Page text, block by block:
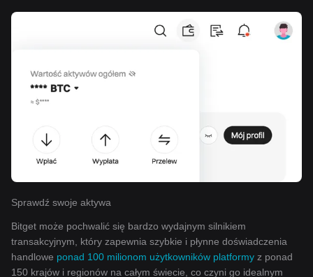
Sprawdź swoje aktywa
Bitget może pochwalić się bardzo wydajnym silnikiem
transakcyjnym, który zapewnia szybkie i płynne doświadczenia
handlowe ponad 100 milionom użytkowników platformy z ponad
150 krajów i regionów na całym świecie, co czyni go idealnym